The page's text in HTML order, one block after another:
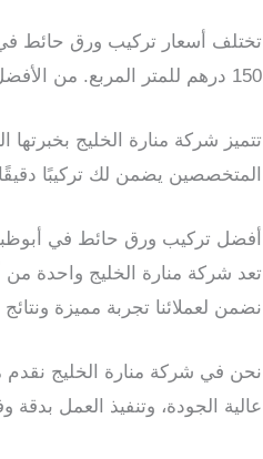
150 درهم للمتر المربع. من الأفضل دائمًا الحصول على عروض أسعار متعددة من مقدمي الخدمات لضمان الحصول على أفضل قيمة.
تتميز شركة منارة الخليج
المتخصصين يضمن لك تركيبًا
أفضل تركيب ورق حائط في
تعد شركة منارة الخليج واحدة
نضمن لعملائنا تجربة مميزة
نحن في شركة منارة الخليج
عالية الجودة، وتنفيذ العمل